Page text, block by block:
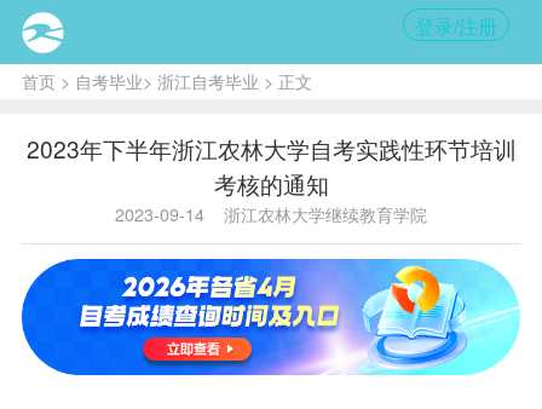
登录/注册
首页> 自考毕业> 浙江自考毕业 > 正文
2023年下半年浙江农林大学自考实践性环节培训
考核的通知
2023-09-14 浙江农林大学继续教育学院